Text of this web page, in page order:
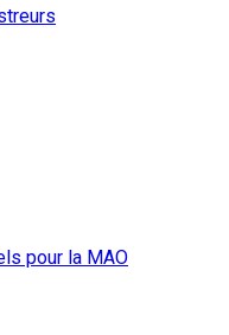
pour la MAO